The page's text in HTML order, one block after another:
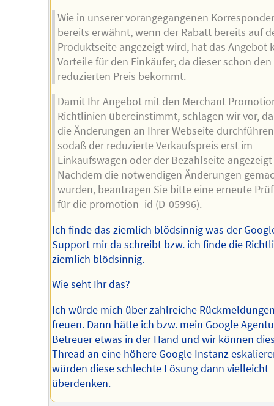
Wie in unserer vorangegangenen
bereits erwähnt, wenn der Rabatt bereits auf
Produktseite angezeigt wird, hat das Angebot
Vorteile für den Einkäufer, da dieser schon den
reduzierten Preis bekommt.
Damit Ihr Angebot mit den Merchant
Richtlinien übereinstimmt, schlagen wir vor,
die Änderungen an Ihrer Webseite
sodaß der reduzierte Verkaufspreis erst im
Einkaufswagen oder der Bezahlseite
Nachdem die notwendigen Änderungen
wurden, beantragen Sie bitte eine erneute
für die promotion_id (D-05996).
Ich finde das ziemlich blödsinnig was der
Support mir da schreibt bzw. ich finde die
ziemlich blödsinnig.
Wie seht Ihr das?
Ich würde mich über zahlreiche
freuen. Dann hätte ich bzw. mein Google
Betreuer etwas in der Hand und wir können
Thread an eine höhere Google Instanz
würden diese schlechte Lösung dann vielleicht
überdenken.